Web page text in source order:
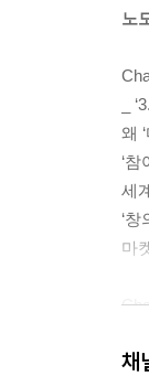
노
_
왜
‘
세
‘
마
60
채